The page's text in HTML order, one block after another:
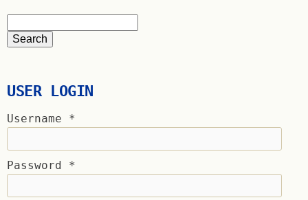
USER LOGIN
Username *
Password *